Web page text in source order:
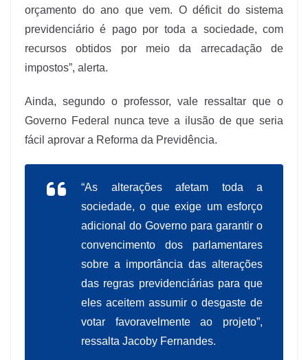
orçamento do ano que vem. O déficit do sistema
previdenciário é pago por toda a sociedade, com
recursos obtidos por meio da arrecadação de
impostos”, alerta.
Ainda, segundo o professor, vale ressaltar que o
Governo Federal nunca teve a ilusão de que seria
fácil aprovar a Reforma da Previdência.
“As alterações afetam toda a
sociedade, o que exige um esforço
adicional do Governo para garantir o
convencimento dos parlamentares
sobre a importância das alterações
das regras previdenciárias para que
eles aceitem assumir o desgaste de
votar favoravelmente ao projeto”,
ressalta Jacoby Fernandes.